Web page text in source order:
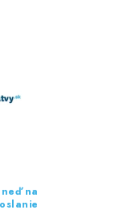
na